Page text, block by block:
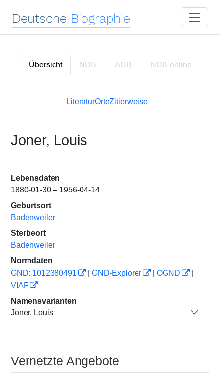
Deutsche Biographie
Übersicht NDB ADB NDB-online
LiteraturOrteZitierweise
Joner, Louis
Lebensdaten
1880-01-30 – 1956-04-14
Geburtsort
Badenweiler
Sterbeort
Badenweiler
Normdaten
GND: 1012380491
GND-Explorer OGND
VIAF
Namensvarianten
Joner, Louis
Vernetzte Angebote